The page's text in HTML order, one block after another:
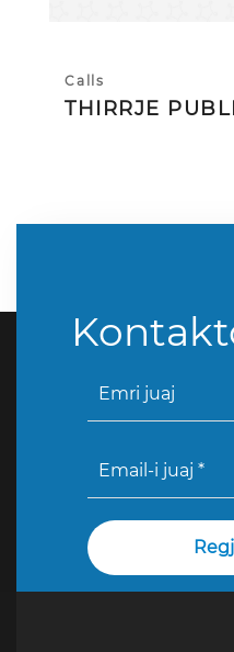
Calls
THIRRJE